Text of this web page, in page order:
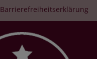
Barrierefreiheitserklärung